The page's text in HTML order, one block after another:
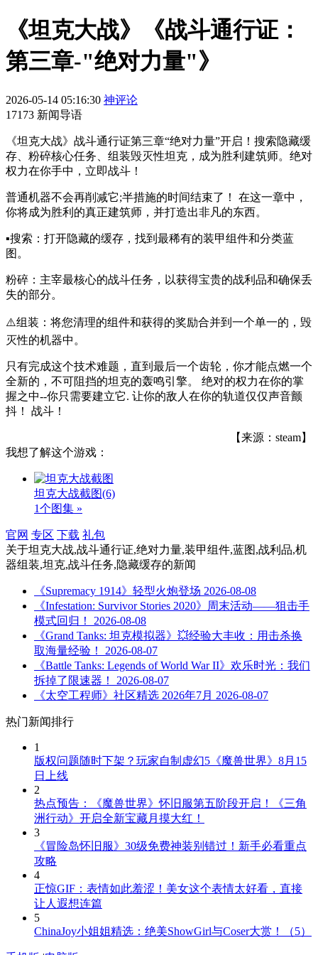
《坦克大战》《战斗通行证：
第三章-"绝对力量"》
2026-05-14 05:16:30 神评论
17173 新闻导语
《坦克大战》战斗通行证第三章“绝对力量”开启！搜索隐藏缓
存、粉碎核心任务、组装毁灭性坦克，成为胜利建筑师。绝对
权力在你手中，立即战斗！
普通机器不会再削减它;半措施的时间结束了！ 在这一章中，
你将成为胜利的真正建筑师，并打造出非凡的东西。
▪搜索：打开隐藏的缓存，找到最稀有的装甲组件和分类蓝
图。
粉碎：主宰最核心的战斗任务，以获得宝贵的战利品和确保丢
失的部分。
⚠️组装：将您清理的组件和获得的奖励合并到一个单一的，毁
灭性的机器中。
只有完成这个技术难题，直到最后一个齿轮，你才能点燃一个
全新的，不可阻挡的坦克的轰鸣引擎。 绝对的权力在你的掌
握之中--你只需要建立它. 让你的敌人在你的轨道仅仅声音颤
抖！ 战斗！
【来源：steam】
我想了解这个游戏：
坦克大战截图(6)
1个图集 »
官网 专区 下载 礼包
关于坦克大战,战斗通行证,绝对力量,装甲组件,蓝图,战利品,机
器组装,坦克,战斗任务,隐藏缓存的新闻
《Supremacy 1914》轻型火炮登场 2026-08-08
《Infestation: Survivor Stories 2020》周末活动——狙击手
模式回归！
2026-08-08
《Grand Tanks: 坦克模拟器》💥经验大丰收：用击杀换
取海量经验！
2026-08-07
《Battle Tanks: Legends of World War II》欢乐时光：我们
拆掉了限速器！
2026-08-07
《太空工程师》社区精选 2026年7月 2026-08-07
热门新闻排行
1
版权问题随时下架？玩家自制虚幻5《魔兽世界》8月15
日上线
2
热点预告：《魔兽世界》怀旧服第五阶段开启！《三角
洲行动》开启全新宝藏月摸大红！
3
《冒险岛怀旧服》30级免费神装别错过！新手必看重点
攻略
4
正惊GIF：表情如此羞涩！美女这个表情太好看，直接
让人遐想连篇
5
ChinaJoy小姐姐精选：绝美ShowGirl与Coser大赏！（5）